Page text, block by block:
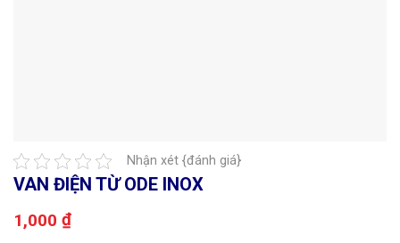
Nhận xét {đánh giá}
VAN ĐIỆN TỪ ODE INOX
1,000 ₫